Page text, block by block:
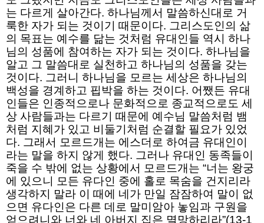
는 다르게 살아간다. 하나님께서 말씀하신대로 거
룩한 자가 되는 것이기 때문이다. 그리스도인의 삶
의 목표는 예수를 닮는 것처럼 유대인들 역시 하나
님의 성품에 참여하는 자가 되는 것이다. 하나님을
알고 그 말씀대로 실천하고 하나님의 성품을 갖는
것이다. 그러니 하나님을 모르는 세상은 하나님의
백성을 경계하고 핍박을 하는 것이다. 어쨌든 유대
인들은 인종적으로나 문화적으로 종교적으로도 세
상 사람들과는 다르기 때문에 예수님 말씀처럼 뱀
처럼 지혜가 있고 비둘기처럼 순결할 필요가 있었
다. 그래서 모르드개는 에스더로 하여금 유대인이
라는 말을 하지 않게 했다. 그러나 유대인 동족들이
죽을 수 밖에 없는 상황에서 모르드개는 “너는 왕궁
에 있으니 모든 유다인 중에 홀로 목숨을 건지리라
생각하지 말라 이 때에 네가 만일 잠잠하여 말이 없
으면 유다인은 다른 데로 말미암아 놓임과 구원을
얻으려니와 너와 네 아버지 집은 멸망하리라”(13-1